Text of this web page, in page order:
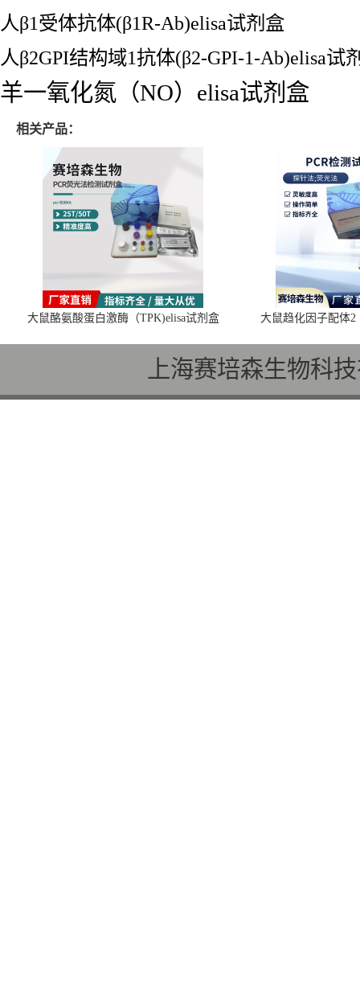
人β1受体抗体(β1R-Ab)elisa试剂盒
人β2GPI结构域1抗体(β2-GPI-1-Ab)elisa试
羊一氧化氮（NO）elisa试剂盒
相关产品：
大鼠酪氨酸蛋白激酶（TPK)elisa试剂盒 大鼠趋化因子配体2
上海赛培森生物科